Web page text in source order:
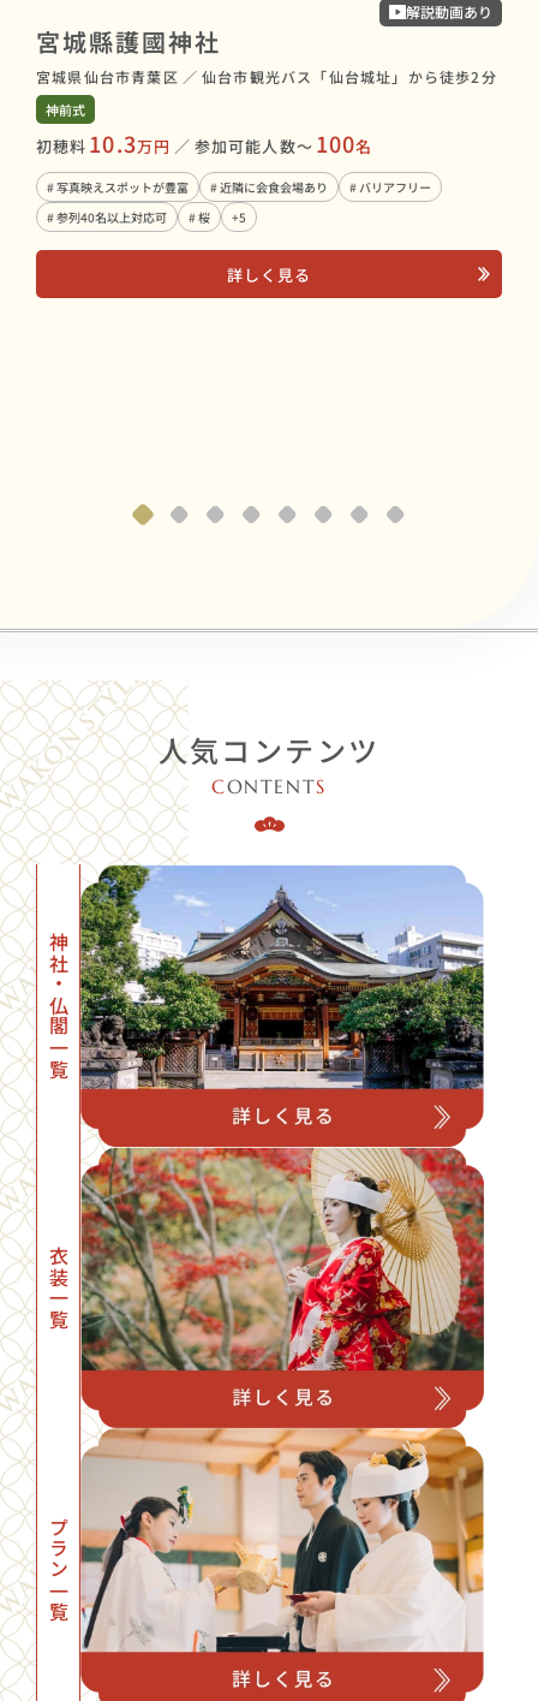
解説動画あり
宮城縣護國神社
宮城県仙台市青葉区 ／ 仙台市観光バス「仙台城址」から徒歩2分
神前式
初穂料 10.3万円 ／ 参加可能人数〜 100名
# 写真映えスポットが豊富 # 近隣に会食会場あり
# バリアフリー
# 参列40名以上対応可
# 桜 +5
詳しく見る
人気コンテンツ
CONTENTS
神社・仏閣一覧
衣装一覧
プラン一覧